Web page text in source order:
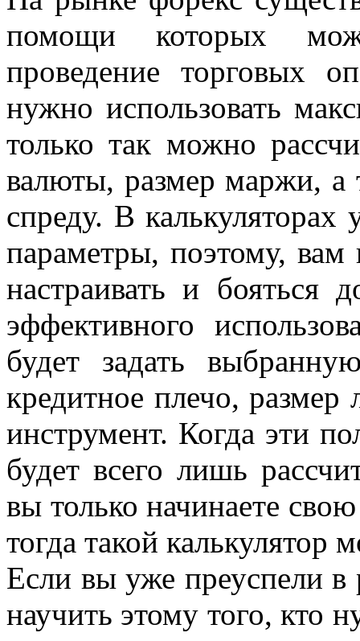
помощи которых
проведение торговых
нужно использовать
только так можно
валюты, размер маржи, а
спреду. В
параметры, поэтому, вам
настраивать и бояться
эффективного
будет задать
кредитное плечо, размер
инструмент. Когда эти
будет всего лишь
вы только начинаете
тогда такой калькулятор
Если вы уже преуспели в
научить этому того, кто